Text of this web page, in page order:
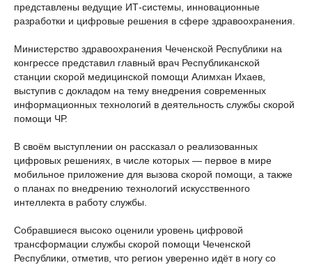
представлены ведущие ИТ-системы, инновационные
разработки и цифровые решения в сфере здравоохранения.
Министерство здравоохранения Чеченской Республики на
конгрессе представил главный врач Республиканской
станции скорой медицинской помощи Алимхан Ихаев,
выступив с докладом на тему внедрения современных
информационных технологий в деятельность службы скорой
помощи ЧР.
В своём выступлении он рассказал о реализованных
цифровых решениях, в числе которых — первое в мире
мобильное приложение для вызова скорой помощи, а также
о планах по внедрению технологий искусственного
интеллекта в работу службы.
Собравшиеся высоко оценили уровень цифровой
трансформации службы скорой помощи Чеченской
Республики, отметив, что регион уверенно идёт в ногу со